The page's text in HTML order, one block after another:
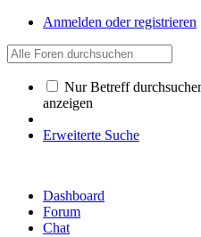
Anmelden oder registrieren
Nur Betreff
anzeigen
Erweiterte Suche
Dashboard
Forum
Chat